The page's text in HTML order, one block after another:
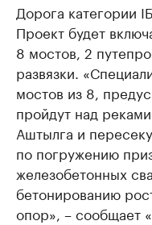
Дорога категории
Проект будет
8 мостов, 2
развязки.
мостов из 8,
пройдут над
Аштылга и
по погружению
железобетонных
бетонированию
опор», – сообщает